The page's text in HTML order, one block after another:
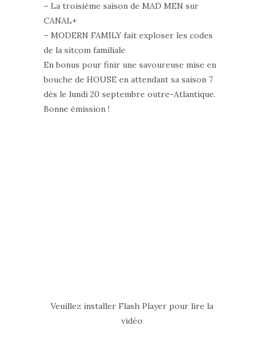
– La troisième saison de MAD MEN sur
CANAL+
– MODERN FAMILY fait exploser les codes
de la sitcom familiale
En bonus pour finir une savoureuse mise en
bouche de HOUSE en attendant sa saison 7
dès le lundi 20 septembre outre-Atlantique.
Bonne émission !
Veuillez installer Flash Player pour lire la
vidéo